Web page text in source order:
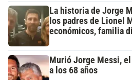
La historia de Jorge
los padres de Lionel
económicos, familia
Murió Jorge Messi,
a los 68 años